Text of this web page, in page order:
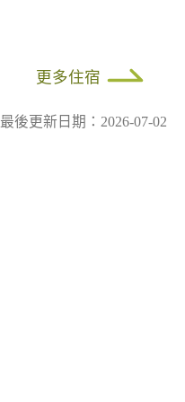
更多住宿
最後更新日期：2026-07-02